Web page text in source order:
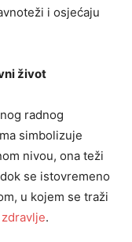
i osjećaju
život
radnog
simbolizuje
nivou, ona teži
se istovremeno
u kojem se traži
.